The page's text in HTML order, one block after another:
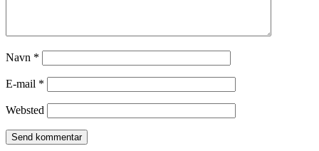
Navn *
E-mail *
Websted